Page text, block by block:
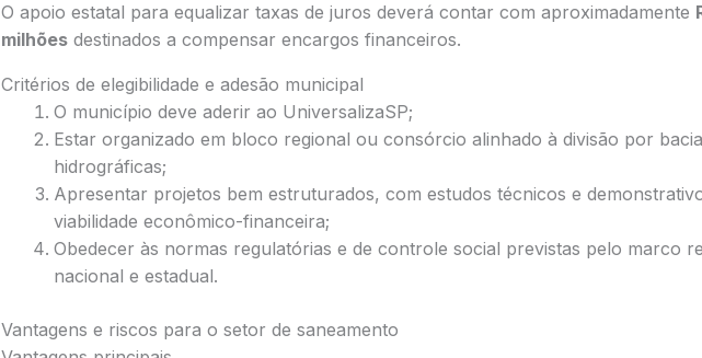
O apoio estatal para equalizar taxas de juros deverá contar com aproximadamente
milhõesdestinados a compensar encargos financeiros.
Critérios de elegibilidade e adesão municipal
O município deve aderir ao UniversalizaSP;
Estar organizado em bloco regional ou consórcio alinhado à divisão por
hidrográficas;
Apresentar projetos bem estruturados, com estudos técnicos e
viabilidade econômico-financeira;
Obedecer às normas regulatórias e de controle social previstas pelo marco
nacional e estadual.
Vantagens e riscos para o setor de saneamento